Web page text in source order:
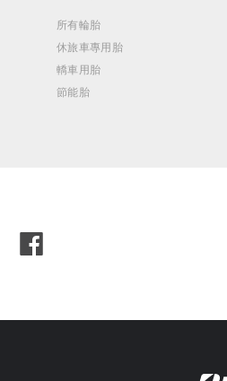
所有輪胎
休旅車專用胎
轎車用胎
節能胎